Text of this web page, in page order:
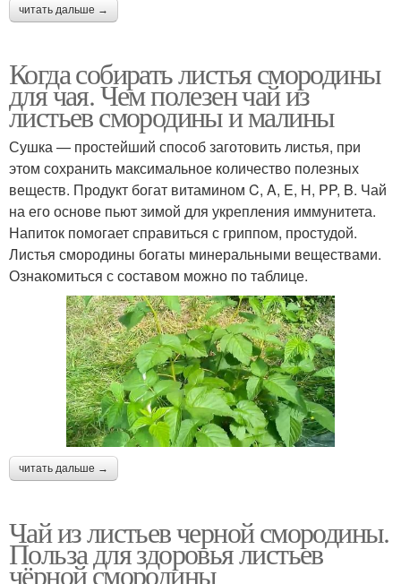
читать дальше →
Когда собирать листья смородины
для чая. Чем полезен чай из
листьев смородины и малины
Сушка — простейший способ заготовить листья, при
этом сохранить максимальное количество полезных
веществ. Продукт богат витамином C, A, E, H, PP, B. Чай
на его основе пьют зимой для укрепления иммунитета.
Напиток помогает справиться с гриппом, простудой.
Листья смородины богаты минеральными веществами.
Ознакомиться с составом можно по таблице.
читать дальше →
Чай из листьев черной смородины.
Польза для здоровья листьев
чёрной смородины